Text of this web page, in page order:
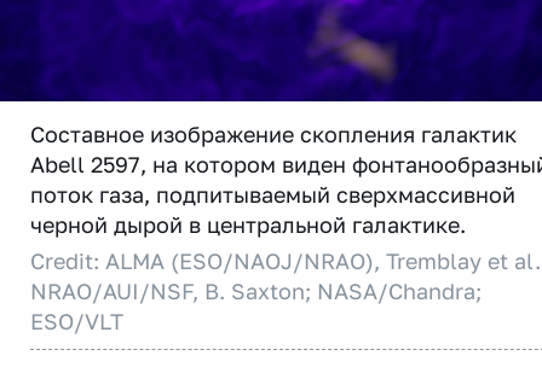
Составное изображение скопления галактик
Abell 2597, на котором виден
поток газа, подпитываемый сверхмассивной
черной дырой в центральной галактике.
Credit: ALMA (ESO/NAOJ/NRAO), Tremblay et
NRAO/AUI/NSF, B. Saxton; NASA/Chandra;
ESO/VLT